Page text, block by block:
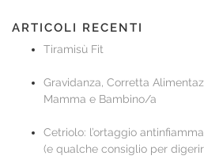
ARTICOLI RECENTI
Tiramisù Fit
Gravidanza, Corretta
Mamma e Bambino/a
Cetriolo: l’ortaggio
(e qualche consiglio per